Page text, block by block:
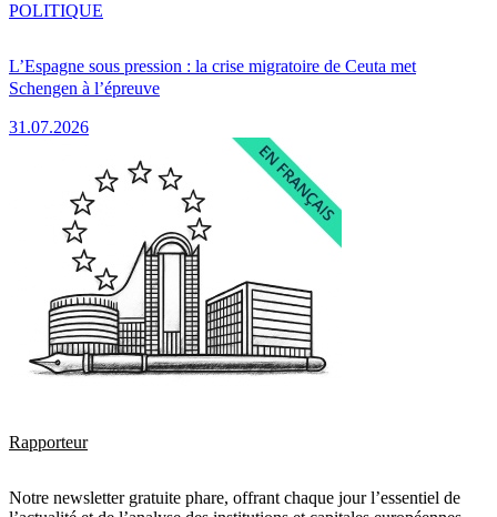
L’Espagne sous pression : la crise migratoire de Ceuta met
Schengen à l’épreuve
31.07.2026
POLITIQUE
Rapporteur
Notre newsletter gratuite phare, offrant chaque jour l’essentiel de